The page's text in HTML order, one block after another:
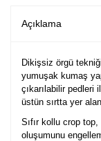
Açıklama
Dikişsiz örgü
yumuşak kumaş
çıkarılabilir pedleri
üstün sırtta yer
Sıfır kollu crop
oluşumunu